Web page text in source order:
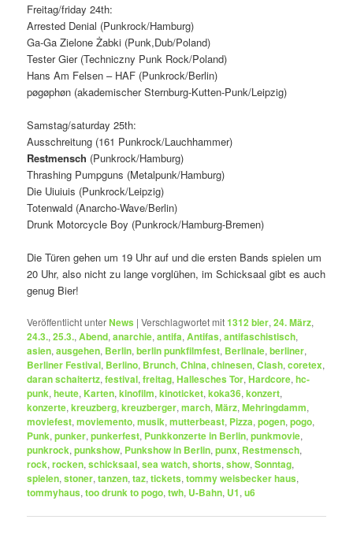
Freitag/friday 24th:
Arrested Denial (Punkrock/Hamburg)
Ga-Ga Zielone Żabki (Punk,Dub/Poland)
Tester Gier (Techniczny Punk Rock/Poland)
Hans Am Felsen – HAF (Punkrock/Berlin)
pøgøphøn (akademischer Sternburg-Kutten-Punk/Leipzig)
Samstag/saturday 25th:
Ausschreitung (161 Punkrock/Lauchhammer)
Restmensch (Punkrock/Hamburg)
Thrashing Pumpguns (Metalpunk/Hamburg)
Die Uiuiuis (Punkrock/Leipzig)
Totenwald (Anarcho-Wave/Berlin)
Drunk Motorcycle Boy (Punkrock/Hamburg-Bremen)
Die Türen gehen um 19 Uhr auf und die ersten Bands spielen um
20 Uhr, also nicht zu lange vorglühen, im Schicksaal gibt es auch
genug Bier!
Veröffentlicht unterNews |Verschlagwortet mit1312 bier,24. März,
24.3.,25.3.,Abend,anarchie,antifa,Antifas,antifaschistisch,
asien,ausgehen, Berlin,berlin punkfilmfest, Berlinale,berliner,
Berliner Festival, Berlino, Brunch,China,chinesen,Clash,coretex,
daran schaitertz,festival,freitag,Hallesches Tor,Hardcore,hc-
punk,heute, Karten,kinofilm,kinoticket,koka36,konzert,
konzerte,kreuzberg,kreuzberger,march,März,Mehringdamm,
moviefest,moviemento,musik,mutterbeast, Pizza,pogen,pogo,
Punk,punker,punkerfest, Punkkonzerte in Berlin,punkmovie,
punkrock,punkshow, Punkshow in Berlin,punx, Restmensch,
rock,rocken,schicksaal,sea watch,shorts,show,Sonntag,
spielen,stoner,tanzen,taz,tickets,tommy weisbecker haus,
tommyhaus,too drunk to pogo,twh, U-Bahn, U1,u6